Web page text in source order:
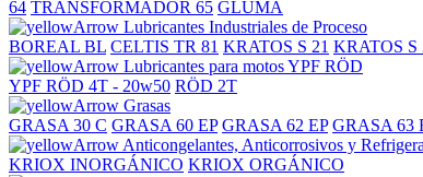
64 TRANSFORMADOR 65 GLUMA
Lubricantes Industriales de Proceso
BOREAL BL CELTIS TR 81 KRATOS S 21 KRATOS S
Lubricantes para motos YPF RÖD
YPF RÖD 4T - 20w50 RÖD 2T
Grasas
GRASA 30 C GRASA 60 EP GRASA 62 EP GRASA 63
Anticongelantes, Anticorrosivos y
KRIOX INORGÁNICO KRIOX ORGÁNICO